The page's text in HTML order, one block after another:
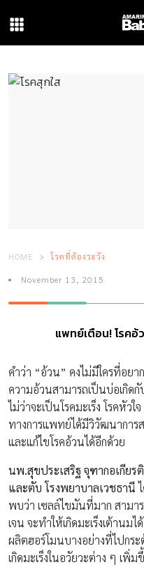
HOME โรคที่ต้องระวัง
November 13, 2015
แพทย์เตือน! โรคอ้
คำว่า “อ้วน” คงไม่มีใครที่อย
ความอ้วนสามารถเป็นบ่อเกิด
ไม่ว่าจะเป็นโรคมะเร็ง โรคหัว
ทางการแพทย์ได้มีวิวัฒนาการ
และแก้ไขโรคอ้วนได้อีกด้วย
นพ.สุขประเสริฐ จุฑากอเกีย
และตับ โรงพยาบาลเวชธานี
พบว่า เซลล์ไขมันที่มาก สามา
เจน จะทำให้เกิดมะเร็งเต้านม
ผลิตฮอร์โมนบางอย่างที่ไปกร
เกิดมะเร็งในอวัยวะต่าง ๆ เพิ่ม